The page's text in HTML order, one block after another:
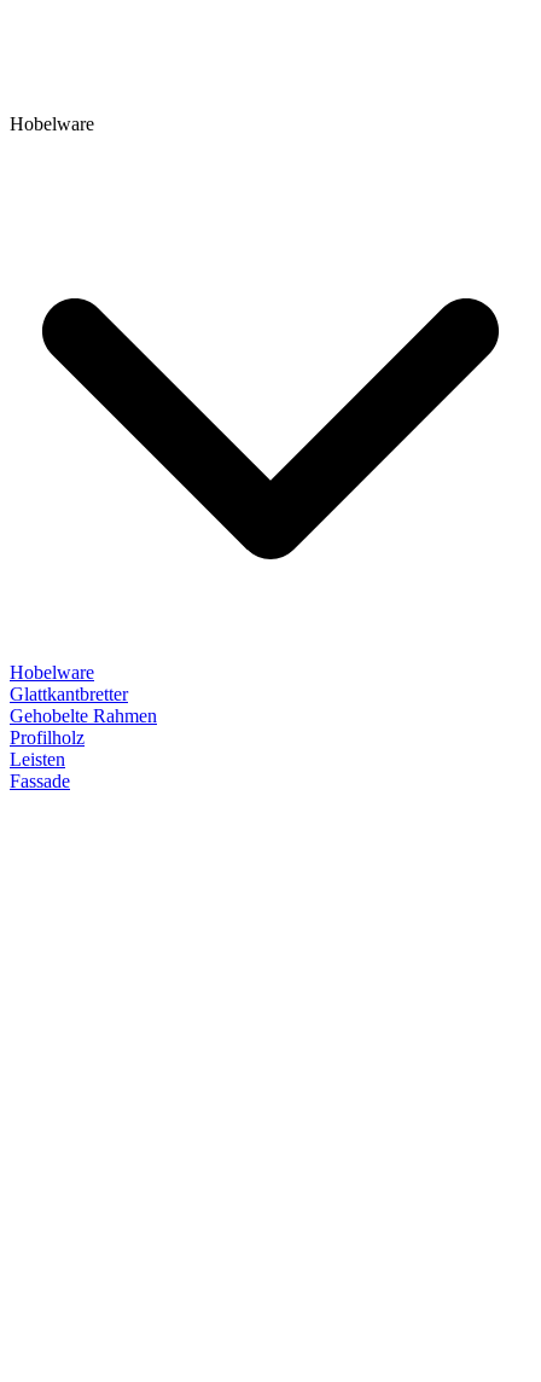
Hobelware
Hobelware
Glattkantbretter
Gehobelte Rahmen
Profilholz
Leisten
Fassade